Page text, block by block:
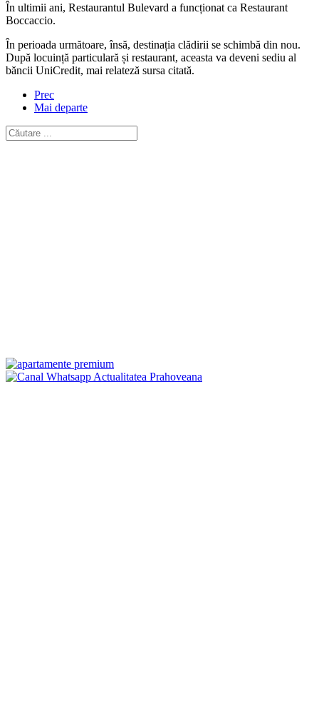
În ultimii ani, Restaurantul Bulevard a funcționat ca Restaurant
Boccaccio.
În perioada următoare, însă, destinația clădirii se schimbă din nou.
După locuință particulară și restaurant, aceasta va deveni sediu al
băncii UniCredit, mai relateză sursa citată.
Prec
Mai departe